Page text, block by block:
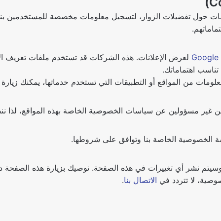
حول تفضيلات الزوار، لتسجيل معلومات مخصصة للمستخدمين
Google لعرض الإعلانات. هذه الشركات قد تستخدم ملفات تعريف
اهتماماتك.
غير مسؤولين عن سياسات الخصوصية الخاصة بهذه المواقع، لذا
الخصوصية الخاصة بنا وتوافق على شروطها.
نشر أي تغييرات في هذه الصفحة. نوصيك بزيارة هذه الصفحة
لا تتردد في الاتصال بنا.